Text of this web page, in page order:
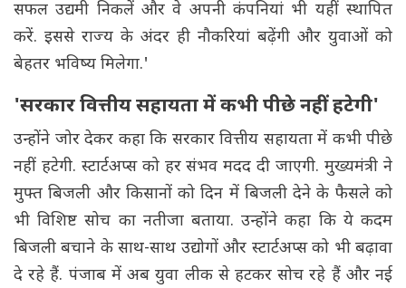
सफल उद्यमी निकलें और वे अपनी कंपनियां भी यहीं स्थापित
करें. इससे राज्य के अंदर ही नौकरियां बढ़ेंगी और युवाओं को
बेहतर भविष्य मिलेगा.'
'सरकार वित्तीय सहायता में कभी पीछे नहीं हटेगी'
उन्होंने जोर देकर कहा कि सरकार वित्तीय सहायता में कभी पीछे
नहीं हटेगी. स्टार्टअप्स को हर संभव मदद दी जाएगी. मुख्यमंत्री ने
मुफ्त बिजली और किसानों को दिन में बिजली देने के फैसले को
भी विशिष्ट सोच का नतीजा बताया. उन्होंने कहा कि ये कदम
बिजली बचाने के साथ-साथ उद्योगों और स्टार्टअप्स को भी बढ़ावा
दे रहे हैं. पंजाब में अब युवा लीक से हटकर सोच रहे हैं और नई